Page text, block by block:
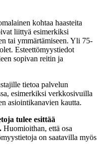
kohtaa haasteita
liittyä esimerkiksi
tai ymmärtämiseen. Yli 75-
Esteettömyystiedot
sopivan reitin ja
tietoa palvelun
esimerkiksi verkkosivuilla
asiointikanavien kautta.
tulee esittää
Huomioithan, että osa
on saatavilla myös